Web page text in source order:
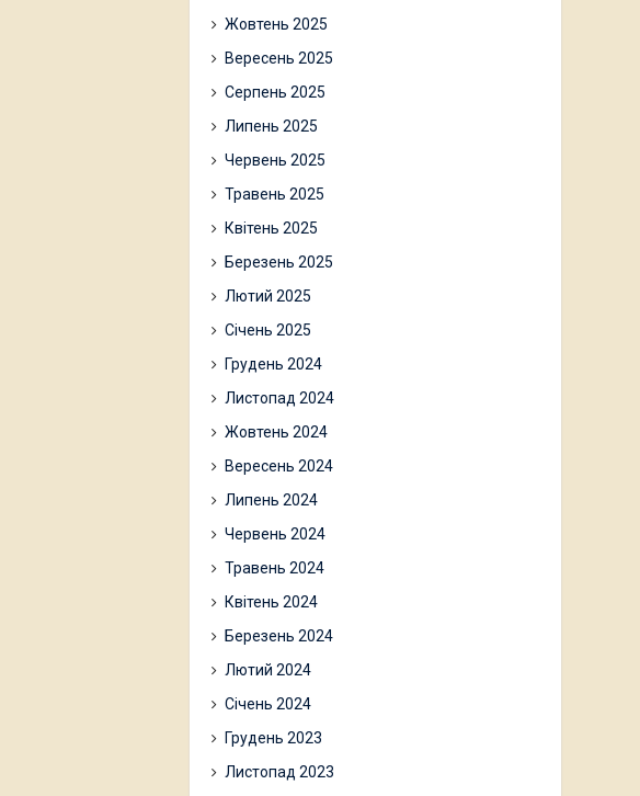
Жовтень 2025
Вересень 2025
Серпень 2025
Липень 2025
Червень 2025
Травень 2025
Квітень 2025
Березень 2025
Лютий 2025
Січень 2025
Грудень 2024
Листопад 2024
Жовтень 2024
Вересень 2024
Липень 2024
Червень 2024
Травень 2024
Квітень 2024
Березень 2024
Лютий 2024
Січень 2024
Грудень 2023
Листопад 2023